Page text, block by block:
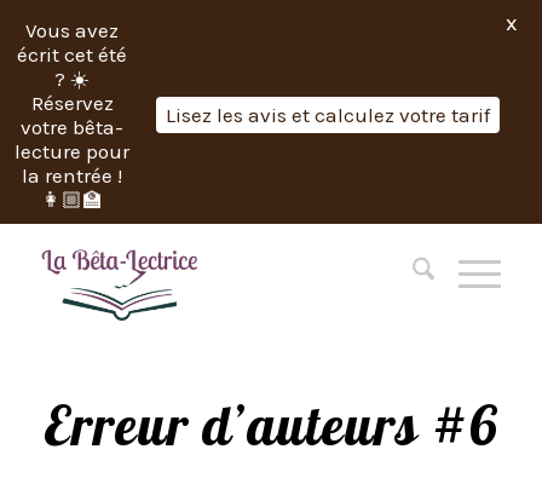
Erreur d’auteurs #6
Vous avez
écrit cet été
? ☀️
Réservez
votre bêta-
lecture pour
la rentrée !
👩🏼‍🏫
Lisez les avis et calculez votre tarif
X